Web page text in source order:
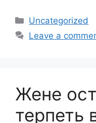
Categories
Uncategorized
Leave a
Жене
терпеть